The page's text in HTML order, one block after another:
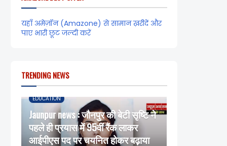
यहाँ अमेज़ॉन (Amazone) से सामान ख़रीदें और
पाए भारी छूट जल्दी करें
TRENDING NEWS
EDUCATION
Jaunpur news : जौनपुर की बेटी सृष्टि ने
पहले ही प्रयास में 95वीं रैंक लाकर
आईपीएस पद पर चयनित होकर बढ़ाया